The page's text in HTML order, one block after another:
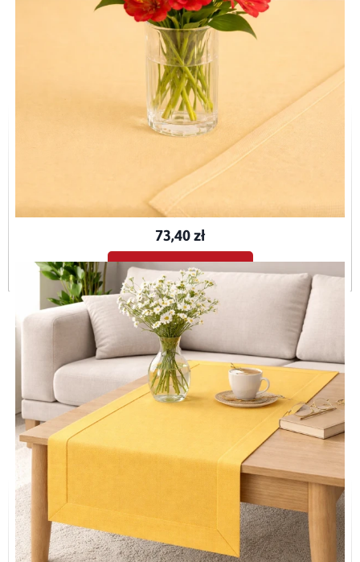
Bieżnik plamoodporny P130 żółty O3
BIE-P130-ŻÓŁ-O3-40x120
73,40 zł
Dodaj do koszyka